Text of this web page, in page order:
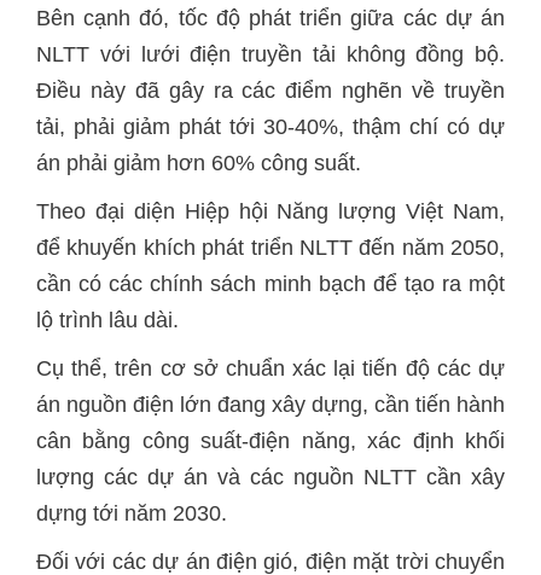
Bên cạnh đó, tốc độ phát triển giữa các dự án
NLTT với lưới điện truyền tải không đồng bộ.
Điều này đã gây ra các điểm nghẽn về truyền
tải, phải giảm phát tới 30-40%, thậm chí có dự
án phải giảm hơn 60% công suất.
Theo đại diện Hiệp hội Năng lượng Việt Nam,
để khuyến khích phát triển NLTT đến năm 2050,
cần có các chính sách minh bạch để tạo ra một
lộ trình lâu dài.
Cụ thể, trên cơ sở chuẩn xác lại tiến độ các dự
án nguồn điện lớn đang xây dựng, cần tiến hành
cân bằng công suất-điện năng, xác định khối
lượng các dự án và các nguồn NLTT cần xây
dựng tới năm 2030.
Đối với các dự án điện gió, điện mặt trời chuyển